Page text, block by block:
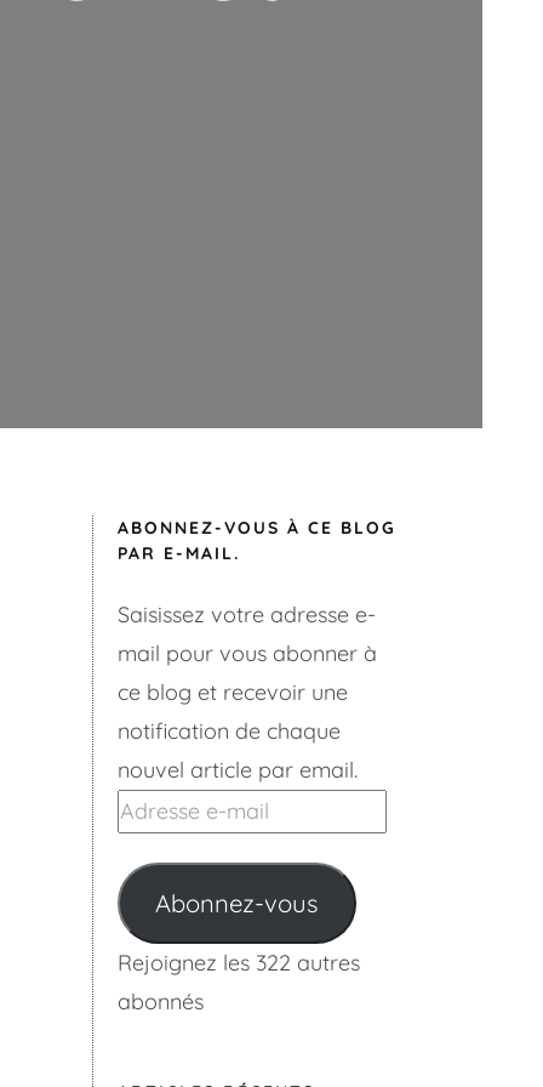
ABONNEZ-VOUS À CE BLOG
PAR E-MAIL.
Saisissez votre adresse e-
mail pour vous abonner à
ce blog et recevoir une
notification de chaque
nouvel article par email.
Adresse
mail
Abonnez-vous
Rejoignez les 322 autres
abonnés